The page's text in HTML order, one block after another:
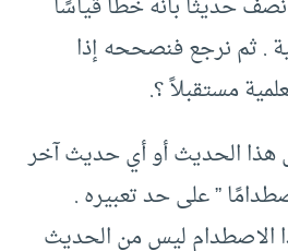
نصف حديثًا بأنه خطأ قياسًا
. ثم نرجع فنصححه إذا
مستقبلاً ؟.
الحديث أو أي حديث آخر
” على حد تعبيره .
الاصطدام ليس من الحديث